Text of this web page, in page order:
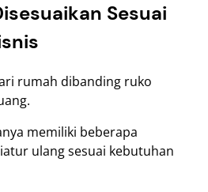
Sesuai
rumah dibanding ruko
memiliki beberapa
ulang sesuai kebutuhan